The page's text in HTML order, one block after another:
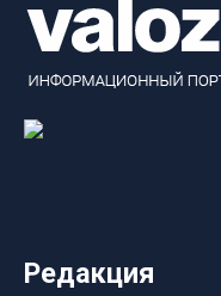
Редакция